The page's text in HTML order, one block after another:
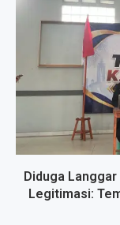
Diduga
Legitimasi: